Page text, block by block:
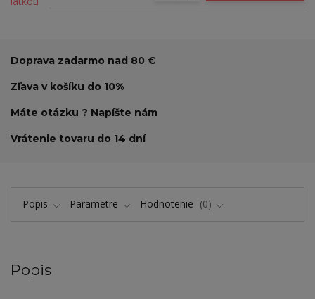
Doprava zadarmo nad 80 €
Zľava v košíku do 10%
Máte otázku ? Napíšte nám
Vrátenie tovaru do 14 dní
Popis Parametre Hodnotenie 0
Popis